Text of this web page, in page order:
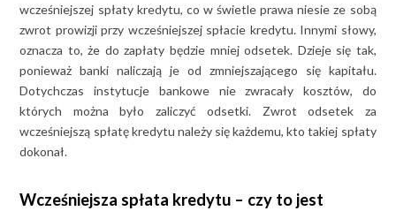
wcześniejszej spłaty kredytu, co w świetle prawa niesie ze sobą
zwrot prowizji przy wcześniejszej spłacie kredytu. Innymi słowy,
oznacza to, że do zapłaty będzie mniej odsetek. Dzieje się tak,
ponieważ banki naliczają je od zmniejszającego się kapitału.
Dotychczas instytucje bankowe nie zwracały kosztów, do
których można było zaliczyć odsetki. Zwrot odsetek za
wcześniejszą spłatę kredytu należy się każdemu, kto takiej spłaty
dokonał.
Wcześniejsza spłata kredytu – czy to jest